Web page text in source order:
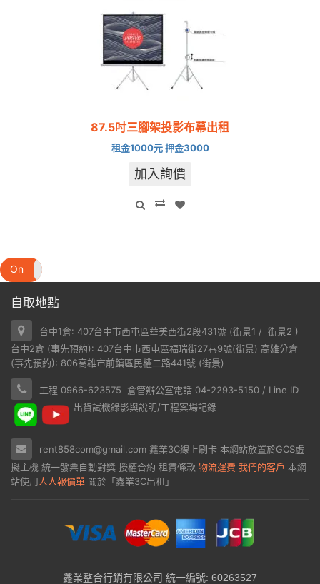
87.5吋三腳架投影布幕出租
租金1000元 押金3000
加入詢價
On
自取地點
台中1倉: 407台中市西屯區華美西街2段431號 (街景1 / 街景2 )
台中2倉 (事先預約): 407台中市西屯區福瑞街27巷9號(街景) 高雄分倉
(事先預約): 806高雄市前鎮區民權二路441號 (街景)
工程 0966-623575 倉管辦公室電話 04-2293-5150 / Line ID
出貨試機錄影與說明/工程案場記錄
rent858com@gmail.com 鑫業3C線上刷卡 本網站放置於GCS虛
擬主機 統一發票自動對獎 授權合約 租賃條款 物流運費 我們的客戶 本網
站使用人人報價單 關於「鑫業3C出租」
鑫業整合行銷有限公司 統一編號: 60263527